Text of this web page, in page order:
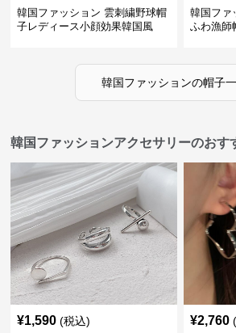
韓国ファッション 雲刺繍野球帽
子レディース小顔効果韓国風
韓国ファ
ふわ漁師
韓国ファッションの帽子
韓国ファッションアクセサリーのおす
¥1,590 (税込) ¥2,760